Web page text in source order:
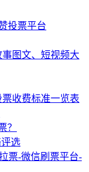
投票平台
图文、短视频大
收费标准一览表
？
选
票-微信刷票平台-